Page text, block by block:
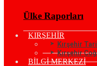
Ülke Raporları
KIRŞEHİR
Kırşehir
Kırşehir
BİLGİ MERKEZİ